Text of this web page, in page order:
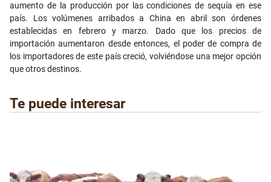
aumento de la producción por las condiciones de sequía en ese
país. Los volúmenes arribados a China en abril son órdenes
establecidas en febrero y marzo. Dado que los precios de
importación aumentaron desde entonces, el poder de compra de
los importadores de este país creció, volviéndose una mejor opción
que otros destinos.
Te puede interesar